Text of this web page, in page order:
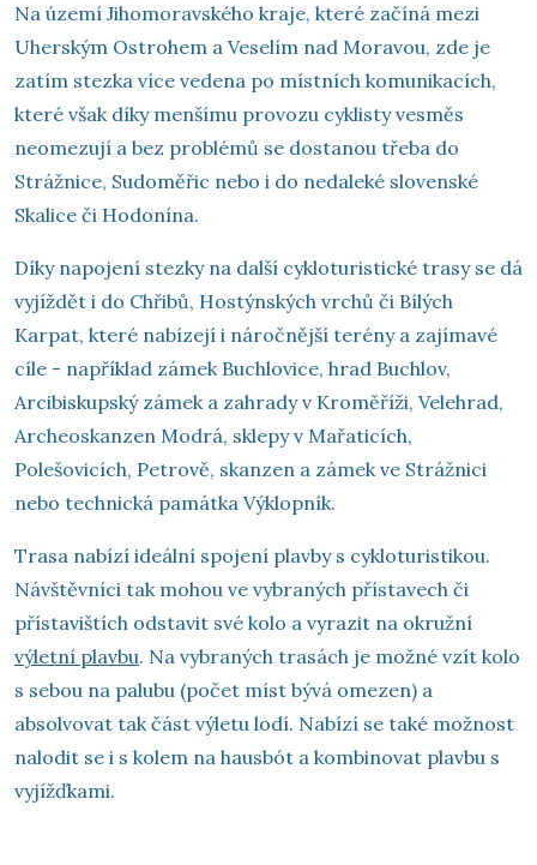
Na území Jihomoravského kraje, které začíná mezi
Uherským Ostrohem a Veselím nad Moravou, zde je
zatím stezka více vedena po místních komunikacích,
které však díky menšímu provozu cyklisty vesměs
neomezují a bez problémů se dostanou třeba do
Strážnice, Sudoměřic nebo i do nedaleké slovenské
Skalice či Hodonína.
Díky napojení stezky na další cykloturistické trasy se dá
vyjíždět i do Chřibů, Hostýnských vrchů či Bílých
Karpat, které nabízejí i náročnější terény a zajímavé
cíle - například zámek Buchlovice, hrad Buchlov,
Arcibiskupský zámek a zahrady v Kroměříži, Velehrad,
Archeoskanzen Modrá, sklepy v Mařaticích,
Polešovicích, Petrově, skanzen a zámek ve Strážnici
nebo technická památka Výklopník.
Trasa nabízí ideální spojení plavby s cykloturistikou.
Návštěvníci tak mohou ve vybraných přístavech či
přístavištích odstavit své kolo a vyrazit na okružní
výletní plavbu. Na vybraných trasách je možné vzít kolo
s sebou na palubu (počet míst bývá omezen) a
absolvovat tak část výletu lodí. Nabízí se také možnost
nalodit se i s kolem na hausbót a kombinovat plavbu s
vyjížďkami.